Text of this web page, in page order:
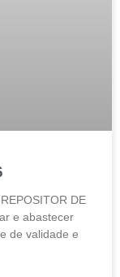
DE
e abastecer
de validade e